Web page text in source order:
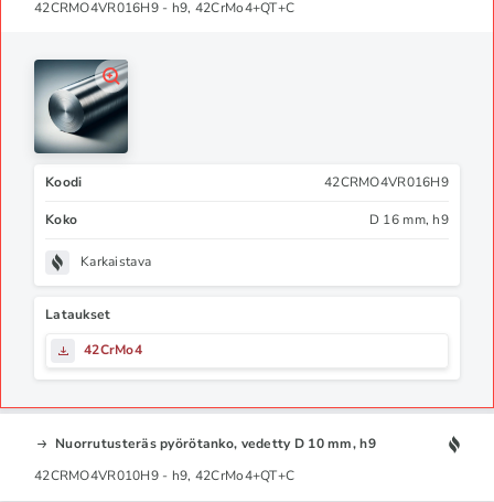
42CRMO4VR016H9 - h9, 42CrMo4+QT+C
Koodi 42CRMO4VR016H9
Koko D 16 mm, h9
Karkaistava
Lataukset
42CrMo4
Nuorrutusteräs pyörötanko, vedetty D 10 mm, h9
42CRMO4VR010H9 - h9, 42CrMo4+QT+C